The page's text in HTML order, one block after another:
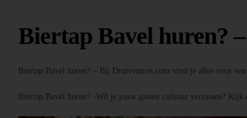
Biertap Bavel huren?
Biertap Bavel huren? – Bij Druiventros.com vind je alles voor een
Biertap Bavel huren? -Wil je jouw gasten culinair verrassen? Kijk